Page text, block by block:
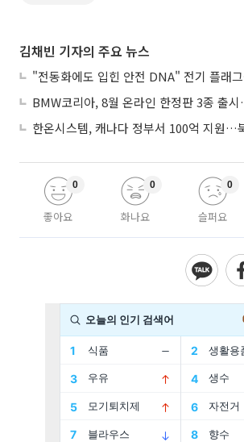
김채빈 기자의 주요 뉴스
좋아요
0
화나요
0
슬퍼요
0